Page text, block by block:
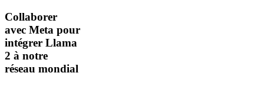
Collaborer
avec Meta pour
intégrer Llama
2 à notre
réseau mondial